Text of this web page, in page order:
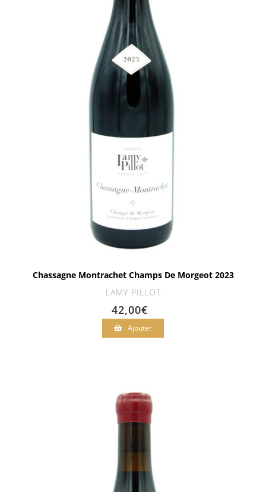
Chassagne Montrachet Champs De Morgeot 2023
LAMY PILLOT
42,00€
Ajouter